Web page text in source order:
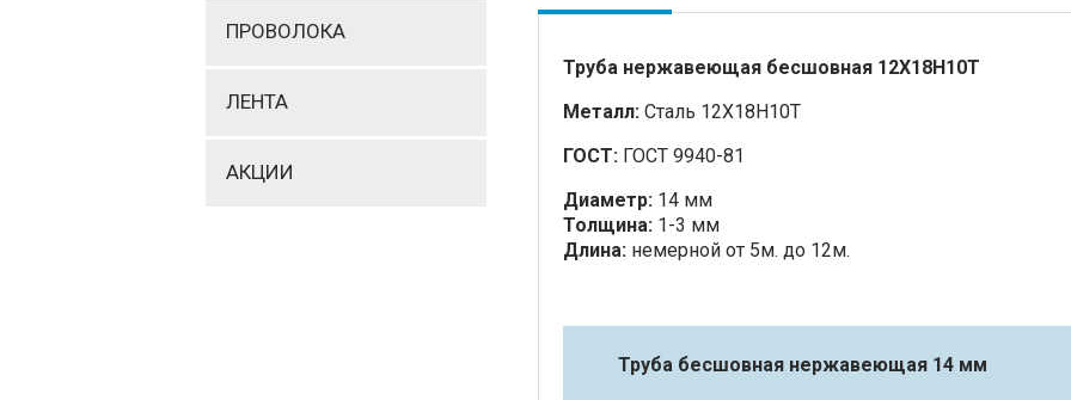
ПРОВОЛОКА
ЛЕНТА
АКЦИИ
Труба нержавеющая бесшовная 12Х18Н10Т
Металл: Сталь 12Х18Н10Т
ГОСТ: ГОСТ 9940-81
Диаметр: 14 мм
Толщина: 1-3 мм
Длина: немерной от 5м. до 12м.
Труба бесшовная нержавеющая 14 мм